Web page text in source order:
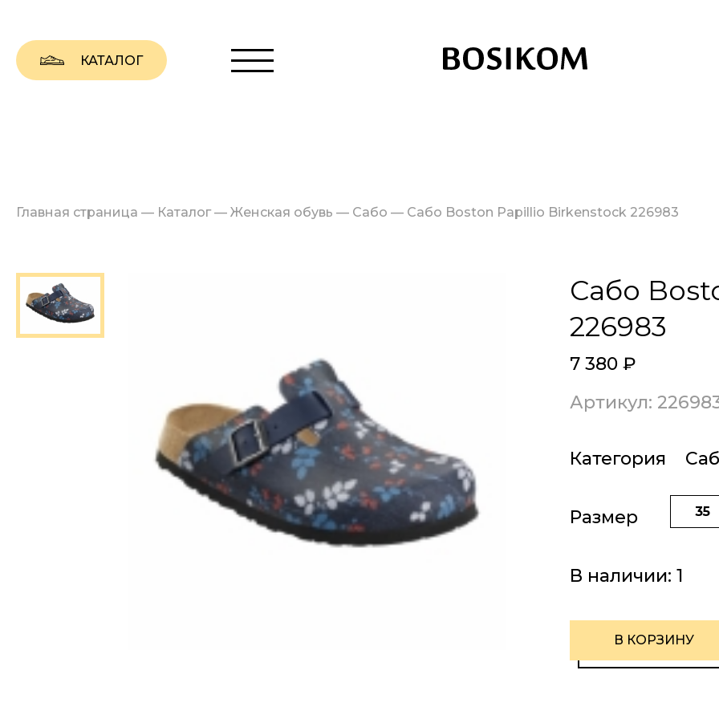
КАТАЛОГ
Главная страница — Каталог — Женская обувь — Сабо — Сабо Boston Papillio Birkenstock 226983
Сабо
226983
7 380 ₽
Артикул:
Категория
Размер 35
В наличии: 1
В КОРЗИНУ